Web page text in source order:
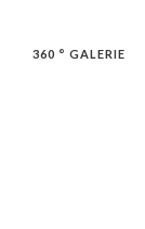
360 ° GALERIE